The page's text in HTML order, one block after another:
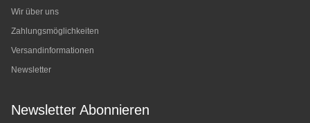
Wir über uns
Zahlungsmöglichkeiten
Versandinformationen
Newsletter
Newsletter Abonnieren